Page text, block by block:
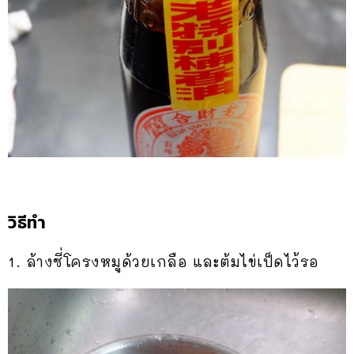
วิธีทำ
1. ล้างซี่โครงหมูด้วยเกลือ และต้มไข่เป็ดไว้รอ